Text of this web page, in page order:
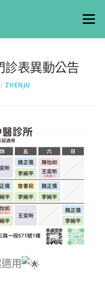
選單
診表異動公告
ZHENJU
用